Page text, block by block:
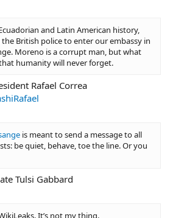
and Latin American history,
British police to enter our embassy in
Moreno is a corrupt man, but what
humanity will never forget.
Rafael Correa
is meant to send a message to all
be quiet, behave, toe the line. Or you
Tulsi Gabbard
It’s not my thing.